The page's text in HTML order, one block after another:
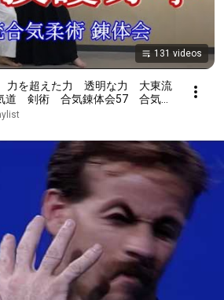
131 videos
を超えた力 透明な力 大東流
剣術 合気錬体会57 合気の
気柔術 合気道 当身 点穴 合
合気の集中力 佐川派大東流合